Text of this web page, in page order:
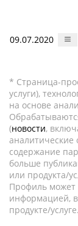
09.07.2020
* Страница-
услуги),
на основе
(новости,
содержание
больше
или продукта/
Профиль может
информацией,
продукте/услуге.